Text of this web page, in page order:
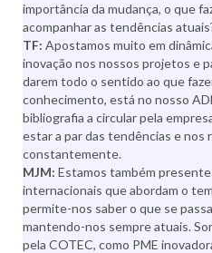
importância da mudança, o que
acompanhar as tendências
TF: Apostamos muito em
inovação nos nossos projetos e
darem todo o sentido ao que
conhecimento, está no nosso
bibliografia a circular pela
estar a par das tendências e nos
constantemente.
MJM: Estamos também
internacionais que abordam o
permite-nos saber o que se
mantendo-nos sempre atuais.
pela COTEC, como PME